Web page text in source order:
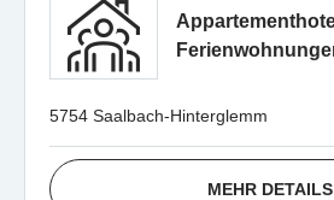
5754 Saalbach-Hinterglemm
MEHR DETAILS